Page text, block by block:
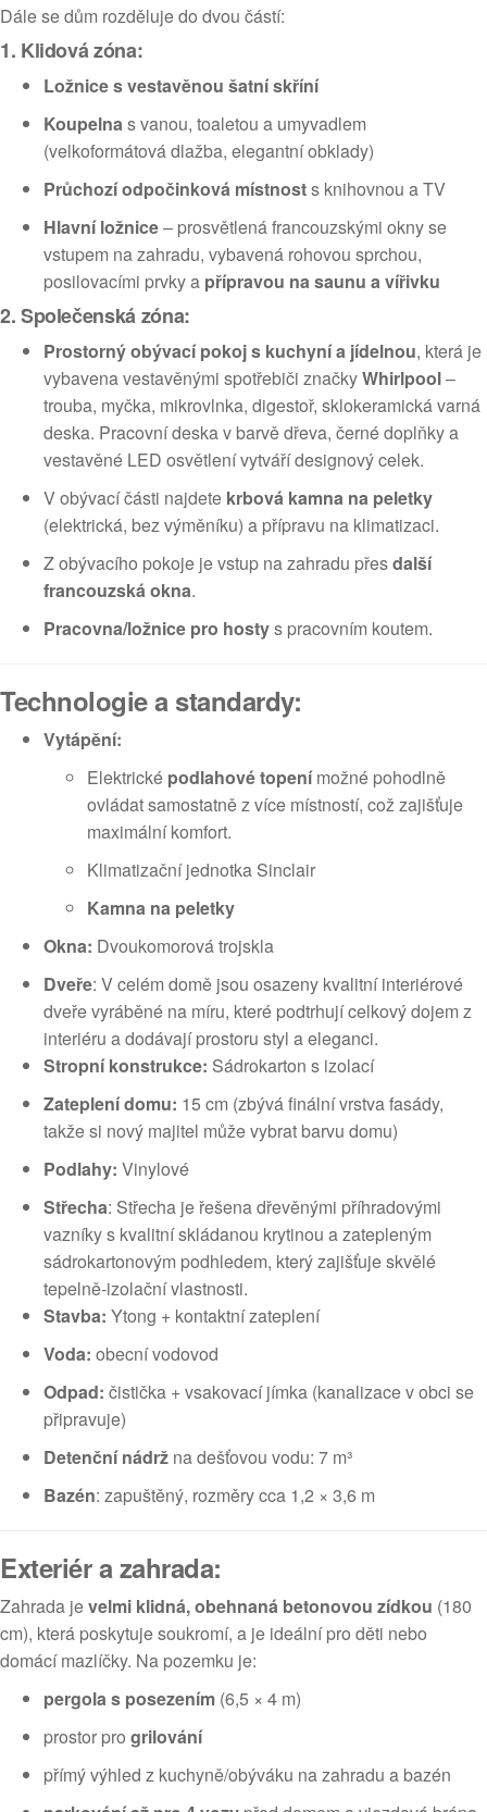
Dále se dům rozděluje do dvou částí:
1. Klidová zóna:
Ložnice s vestavěnou šatní skříní
Koupelnas vanou, toaletou a umyvadlem
(velkoformátová dlažba, elegantní obklady)
Průchozí odpočinková místnosts knihovnou a TV
Hlavní ložnice– prosvětlená francouzskými okny se
vstupem na zahradu, vybavená rohovou sprchou,
posilovacími prvky a přípravou na saunu a vířivku
2. Společenská zóna:
Prostorný obývací pokoj s kuchyní a jídelnou, která je
vybavena vestavěnými spotřebiči značkyWhirlpool–
trouba, myčka, mikrovlnka, digestoř, sklokeramická varná
deska. Pracovní deska v barvě dřeva, černé doplňky a
vestavěné LED osvětlení vytváří designový celek.
V obývací části najdete krbová kamna na peletky
(elektrická, bez výměníku) a přípravu na klimatizaci.
Z obývacího pokoje je vstup na zahradu přesdalší
francouzská okna.
Pracovna/ložnice pro hostys pracovním koutem.
Technologie a standardy:
Vytápění:
Elektrické podlahové topenímožné pohodlně
ovládat samostatně z více místností, což zajišťuje
maximální komfort.
Klimatizační jednotka Sinclair
Kamna na peletky
Okna: Dvoukomorová trojskla
Dveře: V celém domě jsou osazeny kvalitní interiérové
dveře vyráběné na míru, které podtrhují celkový dojem z
interiéru a dodávají prostoru styl a eleganci.
Stropní konstrukce: Sádrokarton s izolací
Zateplení domu: 15 cm (zbývá finální vrstva fasády,
takže si nový majitel může vybrat barvu domu)
Podlahy: Vinylové
Střecha: Střecha je řešena dřevěnými příhradovými
vazníky s kvalitní skládanou krytinou a zatepleným
sádrokartonovým podhledem, který zajišťuje skvělé
tepelně-izolační vlastnosti.
Stavba: Ytong + kontaktní zateplení
Voda: obecní vodovod
Odpad: čistička + vsakovací jímka (kanalizace v obci se
připravuje)
Detenční nádrž na dešťovou vodu: 7 m³
Bazén: zapuštěný, rozměry cca 1,2 × 3,6 m
Exteriér a zahrada:
Zahrada jevelmi klidná, obehnaná betonovou zídkou (180
cm), která poskytuje soukromí, a je ideální pro děti nebo
domácí mazlíčky. Na pozemku je:
pergola s posezením (6,5 × 4 m)
prostor pro grilování
přímý výhled z kuchyně/obýváku na zahradu a bazén